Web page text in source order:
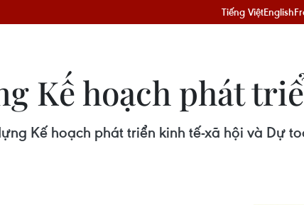
Tiếng ViệtEnglish
Kế hoạch phát
Kế hoạch phát triển kinh tế-xã hội và Dự